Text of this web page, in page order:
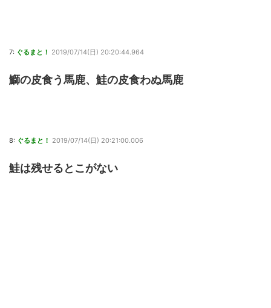
7: ぐるまと！ 2019/07/14(日) 20:20:44.964
鰤の皮食う馬鹿、鮭の皮食わぬ馬鹿
8: ぐるまと！ 2019/07/14(日) 20:21:00.006
鮭は残せるとこがない